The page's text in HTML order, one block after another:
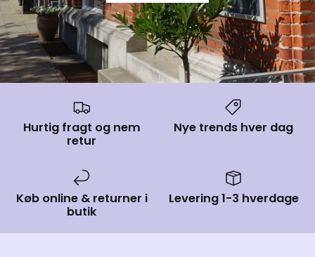
Hurtig fragt og nem
retur
Nye trends hver dag
Køb online & returner i
butik
Levering 1-3 hverdage